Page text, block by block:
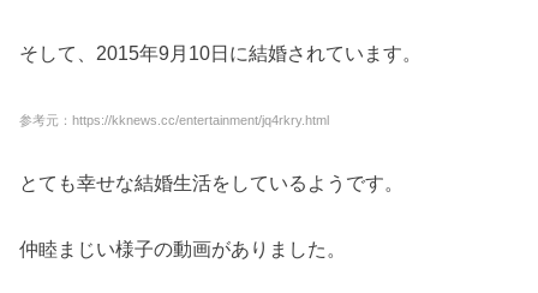
そして、2015年9月10日に結婚されています。
参考元：https://kknews.cc/entertainment/jq4rkry.html
とても幸せな結婚生活をしているようです。
仲睦まじい様子の動画がありました。